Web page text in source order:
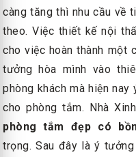
càng tăng thì nhu cầu về
theo. Việc thiết kế nội
cho việc hoàn thành một
tưởng hòa mình vào
phòng khách mà hiện
cho phòng tắm. Nhà
phòng tắm đẹp có
trọng. Sau đây là ý